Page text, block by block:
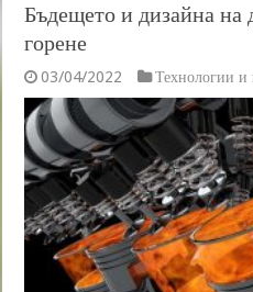
Бъдещето и дизайна на
горене
03/04/2022 Технологии и